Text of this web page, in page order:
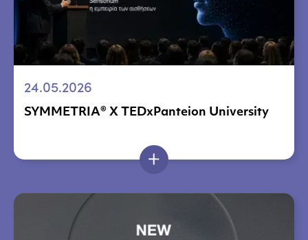
24.05.2026
SYMMETRIA® X TEDxPanteion University